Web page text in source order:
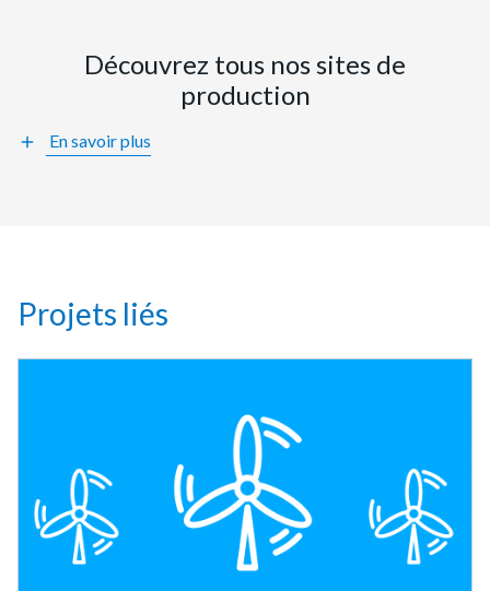
Découvrez tous nos sites de
production
add En savoir plus
Projets liés